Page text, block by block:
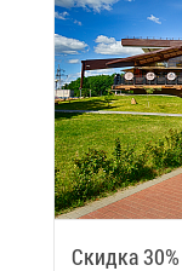
Скид­ка